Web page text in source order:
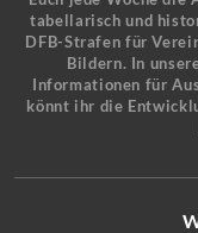
tabellarisch und
DFB-Strafen für
Bildern. In
Informationen für
könnt ihr die